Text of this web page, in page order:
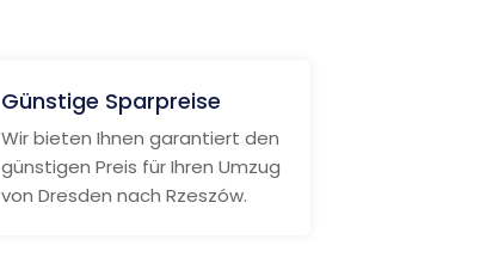
Günstige Sparpreise
Wir bieten Ihnen garantiert den
günstigen Preis für Ihren Umzug
von Dresden nach Rzeszów.